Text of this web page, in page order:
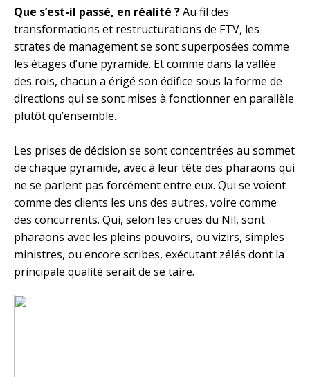
Que s’est-il passé, en réalité ?Au fil des
transformations et restructurations de FTV, les
strates de management se sont superposées comme
les étages d’une pyramide. Et comme dans la vallée
des rois, chacun a érigé son édifice sous la forme de
directions qui se sont mises à fonctionner en parallèle
plutôt qu’ensemble.
Les prises de décision se sont concentrées au sommet
de chaque pyramide, avec à leur tête des pharaons qui
ne se parlent pas forcément entre eux. Qui se voient
comme des clients les uns des autres, voire comme
des concurrents. Qui, selon les crues du Nil, sont
pharaons avec les pleins pouvoirs, ou vizirs, simples
ministres, ou encore scribes, exécutant zélés dont la
principale qualité serait de se taire.